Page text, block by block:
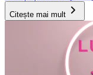
Citește mai mult